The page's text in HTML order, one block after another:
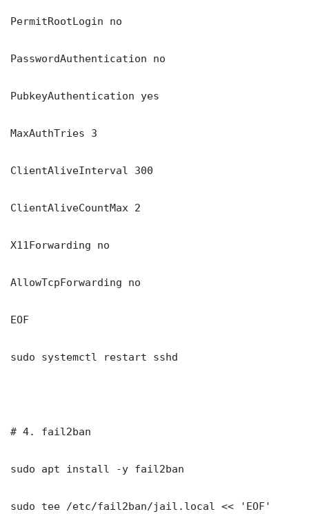
PermitRootLogin no
PasswordAuthentication no
PubkeyAuthentication yes
MaxAuthTries 3
ClientAliveInterval 300
ClientAliveCountMax 2
X11Forwarding no
AllowTcpForwarding no
EOF
sudo systemctl restart sshd
# 4. fail2ban
sudo apt install -y fail2ban
sudo tee /etc/fail2ban/jail.local << 'EOF'